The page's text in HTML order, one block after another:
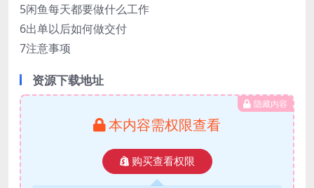
5闲鱼每天都要做什么工作
6出单以后如何做交付
7注意事项
资源下载地址
隐藏内容
本内容需权限查看
购买查看权限